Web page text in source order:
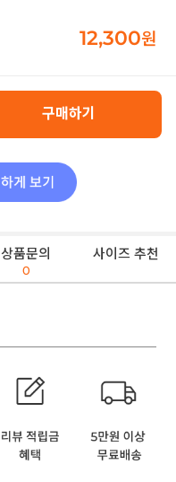
12,300원
구매하기
상품문의
0
사이즈 추천